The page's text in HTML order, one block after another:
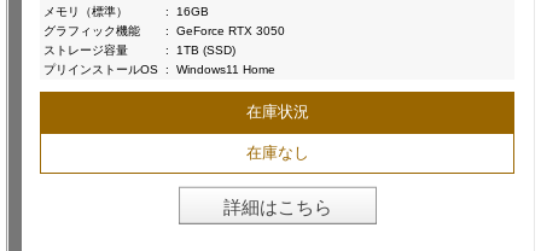
メモリ（標準）
:
16GB
グラフィック機能
:
GeForce RTX 3050
ストレージ容量
:
1TB (SSD)
プリインストールOS : Windows11 Home
在庫状況
在庫なし
詳細はこちら